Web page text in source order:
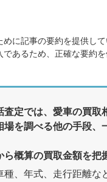
に記事の要約を提供し
あるため、正確な要約
定では、愛車の買取
を調べる他の手段、
ら概算の買取金額を把
、年式、走行距離な